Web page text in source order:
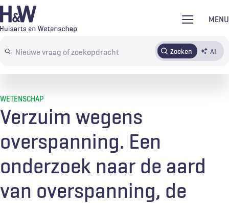
Overslaan
en
de
MENU
Search
terms
Zoeken AI
AbonnerenTijdschrift Inloggen
WETENSCHAP
Verzuim wegens
overspanning. Een
onderzoek naar de aard
van overspanning, de